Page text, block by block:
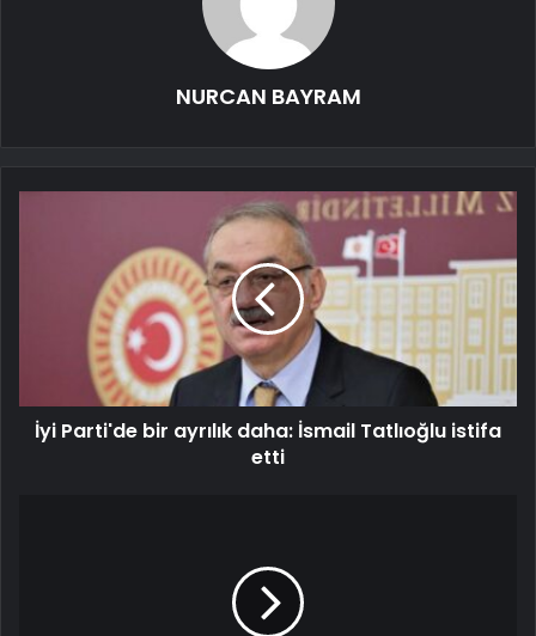
NURCAN BAYRAM
İyi Parti'de bir ayrılık daha: İsmail Tatlıoğlu istifa
etti